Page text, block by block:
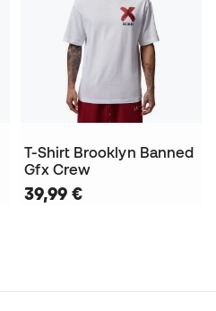
T-Shirt Brooklyn Banned
Gfx Crew
39,99 €